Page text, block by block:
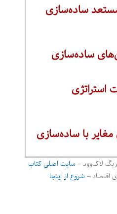
مستعد ساده‌سازی
استراتژی
لاک‌وود –سایت اصلی کتاب
اقتصاد –شروع از اینجا